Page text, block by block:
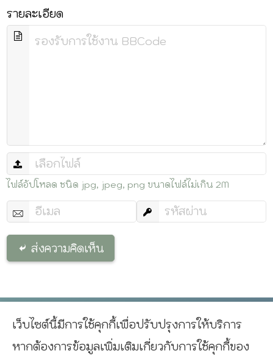
รายละเอียด
ไฟล์อัปโหลด ชนิด jpg, jpeg, png ขนาดไฟล์ไม่เกิน 2M
ส่งความคิดเห็น
^
เว็บไซต์นี้มีการใช้คุกกี้เพื่อปรับปรุงการให้บริการ
หากต้องการข้อมูลเพิ่มเติมเกี่ยวกับการใช้คุกกี้ของ